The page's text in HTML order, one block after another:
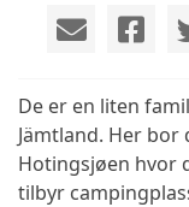
De er en liten
Jämtland. Her
Hotingsjøen hvor
tilbyr